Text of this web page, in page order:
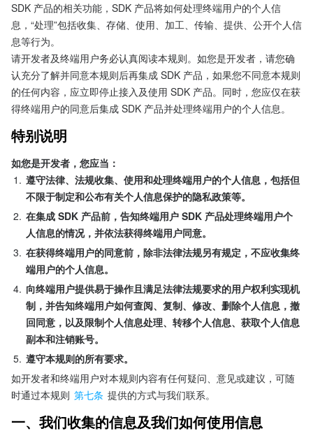
SDK 产品的相关功能，SDK 产品将如何处理终端用户的个人信
息，“处理”包括收集、存储、使用、加工、传输、提供、公开个人信
息等行为。
请开发者及终端用户务必认真阅读本规则。如您是开发者，请您确
认充分了解并同意本规则后再集成 SDK 产品，如果您不同意本规则
的任何内容，应立即停止接入及使用 SDK 产品。同时，您应仅在获
得终端用户的同意后集成 SDK 产品并处理终端用户的个人信息。
特别说明
如您是开发者，您应当：
1. 遵守法律、法规收集、使用和处理终端用户的个人信息，包括但
不限于制定和公布有关个人信息保护的隐私政策等。
2. 在集成 SDK 产品前，告知终端用户 SDK 产品处理终端用户个
人信息的情况，并依法获得终端用户同意。
3. 在获得终端用户的同意前，除非法律法规另有规定，不应收集终
端用户的个人信息。
4. 向终端用户提供易于操作且满足法律法规要求的用户权利实现机
制，并告知终端用户如何查阅、复制、修改、删除个人信息，撤
回同意，以及限制个人信息处理、转移个人信息、获取个人信息
副本和注销账号。
5. 遵守本规则的所有要求。
如开发者和终端用户对本规则内容有任何疑问、意见或建议，可随
时通过本规则 第七条 提供的方式与我们联系。
一、我们收集的信息及我们如何使用信息